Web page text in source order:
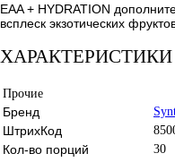
EAA + HYDRATION
всплеск экзотических
ХАРАКТЕРИСТИКИ
Прочие
Бренд
ШтрихКод
Кол-во порций 30